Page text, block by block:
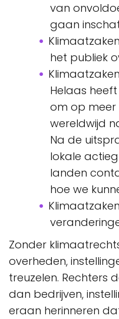
van
gaan
het publiek
Helaas
om op meer
wereldwijd
Na de
lokale
landen
hoe we
Zonder
overheden,
treuzelen. Rechters
dan bedrijven,
eraan herinneren